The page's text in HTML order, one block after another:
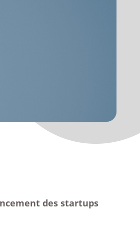
des startups